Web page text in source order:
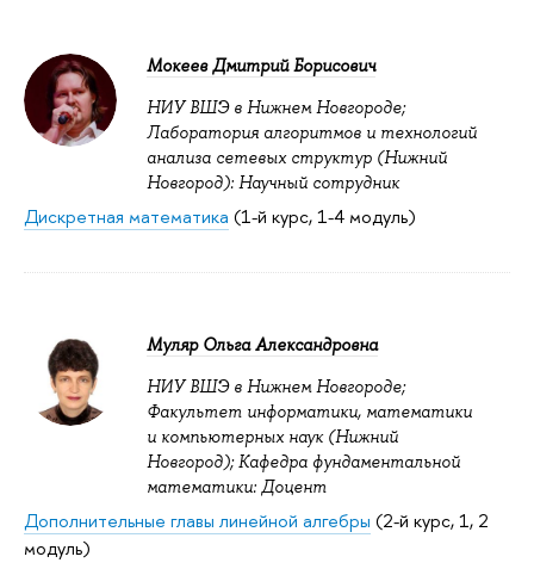
Мокеев Дмитрий Борисович
НИУ ВШЭ в Нижнем Новгороде;
Лаборатория алгоритмов и технологий
анализа сетевых структур (Нижний
Новгород): Научный сотрудник
Дискретная математика (1-й курс, 1-4 модуль)
Муляр Ольга Александровна
НИУ ВШЭ в Нижнем Новгороде;
Факультет информатики, математики
и компьютерных наук (Нижний
Новгород); Кафедра фундаментальной
математики: Доцент
Дополнительные главы линейной алгебры (2-й курс, 1, 2
модуль)